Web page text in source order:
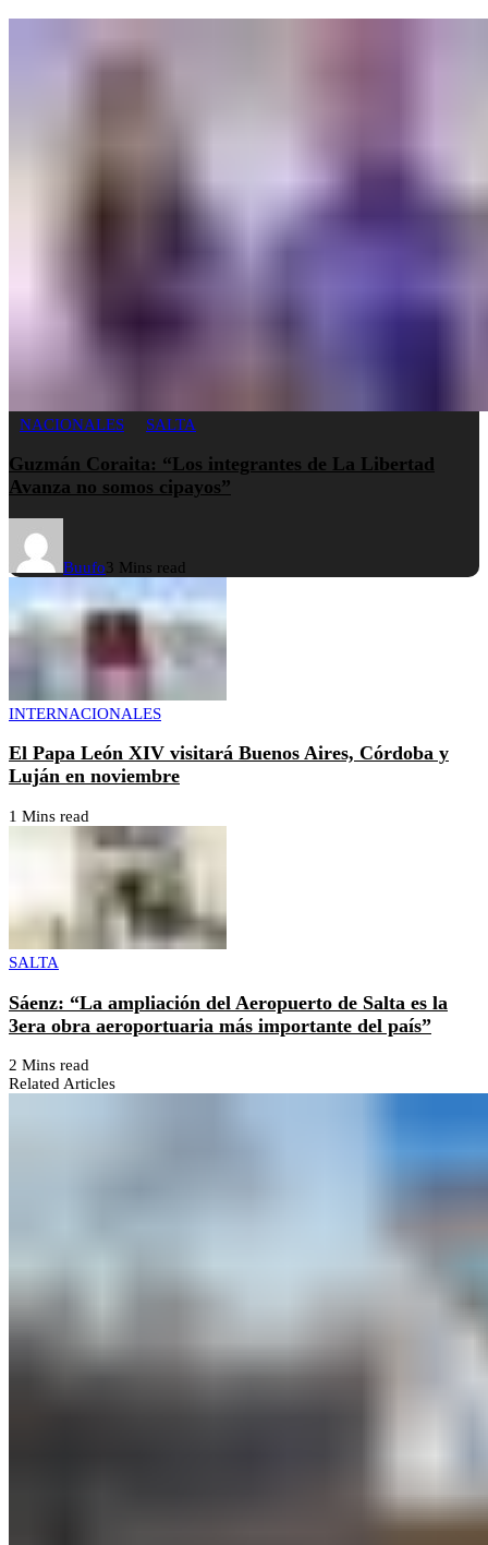
NACIONALES SALTA
Guzmán Coraita: “Los integrantes de La Libertad
Avanza no somos cipayos”
Buufo3 Mins read
INTERNACIONALES
El Papa León XIV visitará Buenos Aires, Córdoba y
Luján en noviembre
1 Mins read
SALTA
Sáenz: “La ampliación del Aeropuerto de Salta es la
3era obra aeroportuaria más importante del país”
2 Mins read
Related Articles